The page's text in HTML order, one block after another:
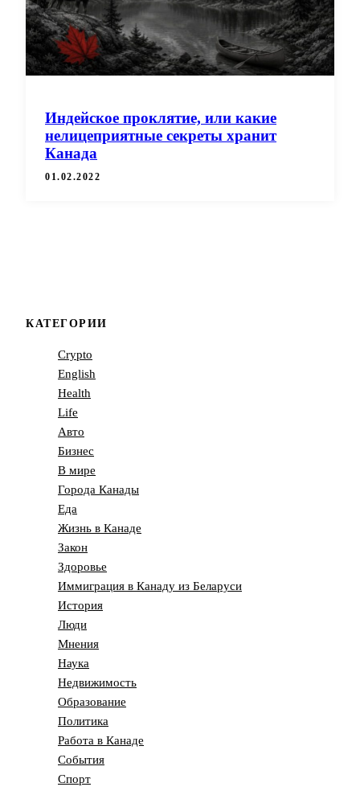
Индейское проклятие, или какие
нелицеприятные секреты хранит
Канада
01.02.2022
КАТЕГОРИИ
Crypto
English
Health
Life
Авто
Бизнес
В мире
Города Канады
Еда
Жизнь в Канаде
Закон
Здоровье
Иммиграция в Канаду из Беларуси
История
Люди
Мнения
Наука
Недвижимость
Образование
Политика
Работа в Канаде
События
Спорт